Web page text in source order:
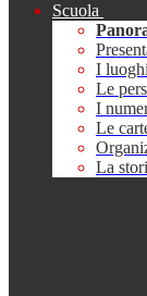
Scuola
I luoghi
Le
I
Le
La